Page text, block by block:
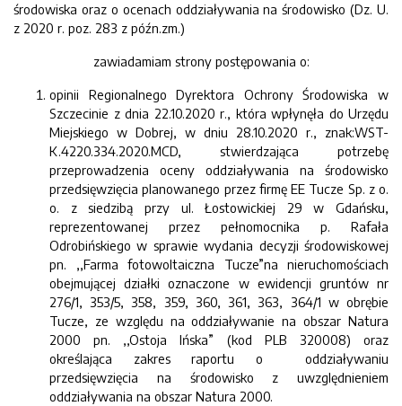
środowiska oraz o ocenach oddziaływania na środowisko (Dz. U.
z 2020 r. poz. 283 z późn.zm.)
zawiadamiam strony postępowania o:
opinii Regionalnego Dyrektora Ochrony Środowiska w
Szczecinie z dnia 22.10.2020 r., która wpłynęła do Urzędu
Miejskiego w Dobrej, w dniu 28.10.2020 r., znak:WST-
K.4220.334.2020.MCD, stwierdzająca potrzebę
przeprowadzenia oceny oddziaływania na środowisko
przedsięwzięcia planowanego przez firmę EE Tucze Sp. z o.
o. z siedzibą przy ul. Łostowickiej 29 w Gdańsku,
reprezentowanej przez pełnomocnika p. Rafała
Odrobińskiego w sprawie wydania decyzji środowiskowej
pn. ,,Farma fotowoltaiczna Tucze”na nieruchomościach
obejmującej działki oznaczone w ewidencji gruntów nr
276/1, 353/5, 358, 359, 360, 361, 363, 364/1 w obrębie
Tucze, ze względu na oddziaływanie na obszar Natura
2000 pn. ,,Ostoja Ińska” (kod PLB 320008) oraz
określająca zakres raportu o oddziaływaniu
przedsięwzięcia na środowisko z uwzględnieniem
oddziaływania na obszar Natura 2000.